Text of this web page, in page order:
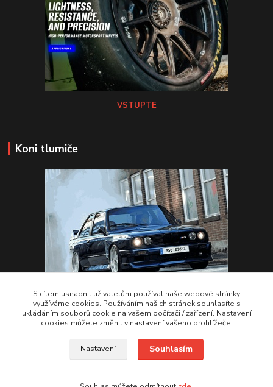
VSTUPTE
Koni tlumiče
VSTUPTE Koni tlumiče
by 2Racing.cz 2012-2026
S cílem usnadnit uživatelům používat naše webové stránky
využíváme cookies. Používáním našich stránek souhlasíte s
ukládáním souborů cookie na vašem počítači / zařízení. Nastavení
cookies můžete změnit v nastavení vašeho prohlížeče.
Nastavení Souhlasím